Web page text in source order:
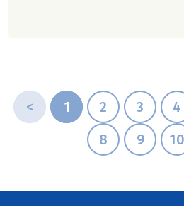
< 1 2 3 4
8
9 10